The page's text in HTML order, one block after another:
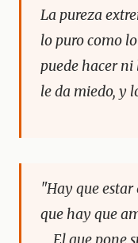
La pureza
lo puro como
puede hacer
le da miedo, y
"Hay que estar
que hay que